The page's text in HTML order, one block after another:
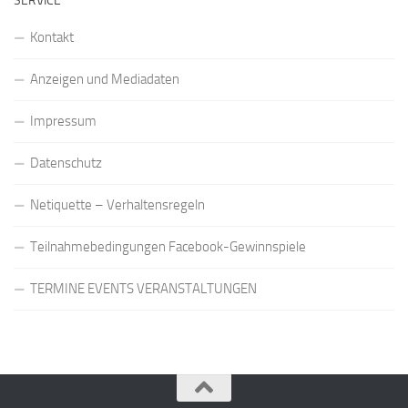
Kontakt
Anzeigen und Mediadaten
Impressum
Datenschutz
Netiquette – Verhaltensregeln
Teilnahmebedingungen Facebook-Gewinnspiele
TERMINE EVENTS VERANSTALTUNGEN